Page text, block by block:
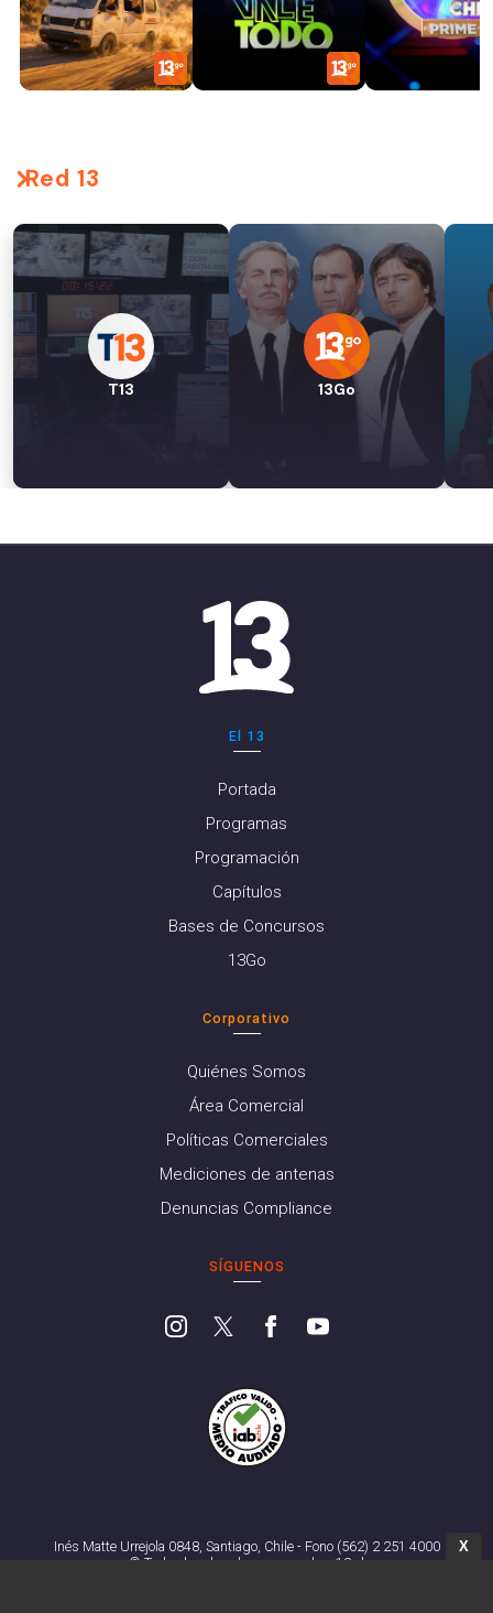
Red 13
T13 13Go
El 13
Portada
Programas
Programación
Capítulos
Bases de Concursos
13Go
Corporativo
Quiénes Somos
Área Comercial
Políticas Comerciales
Mediciones de antenas
Denuncias Compliance
SÍGUENOS
Inés Matte Urrejola 0848, Santiago, Chile - Fono (562) 2 251 4000
© Todos los derechos reservados. 13.cl
X